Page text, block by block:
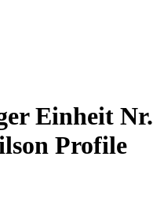
Einheit Nr.
Profile